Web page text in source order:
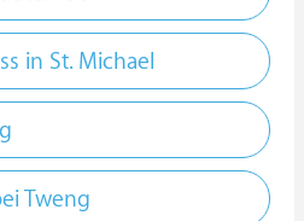
in St. Michael
Tweng